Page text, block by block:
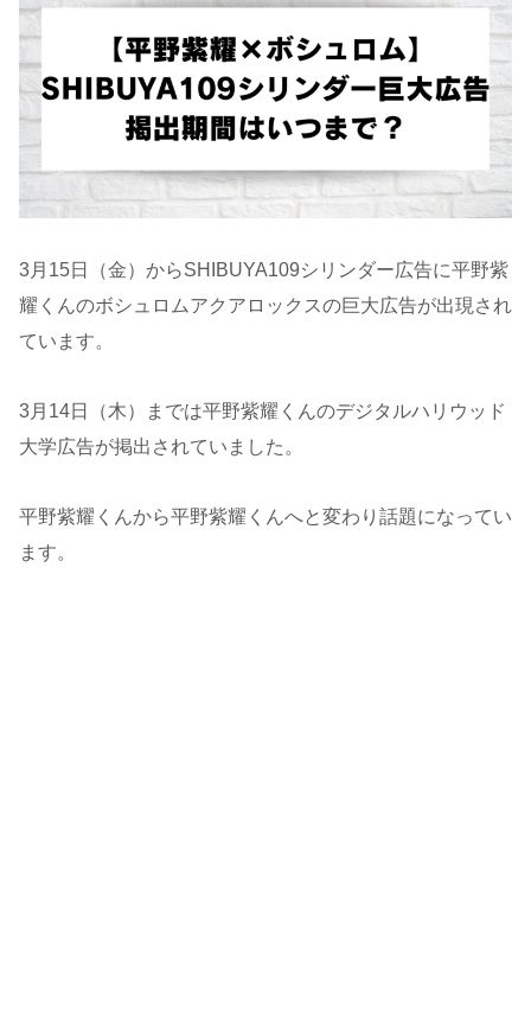
3月15日（金）からSHIBUYA109シリンダー広告に平野紫
耀くんのボシュロムアクアロックスの巨大広告が出現され
ています。
3月14日（木）までは平野紫耀くんのデジタルハリウッド
大学広告が掲出されていました。
平野紫耀くんから平野紫耀くんへと変わり話題になってい
ます。